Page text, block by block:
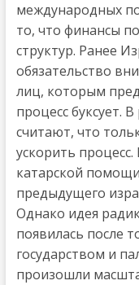
международных
то, что финансы
структур. Ранее
обязательство
лиц, которым
процесс буксует.
считают, что
ускорить
катарской
предыдущего
Однако идея
появилась после
государством и
произошли